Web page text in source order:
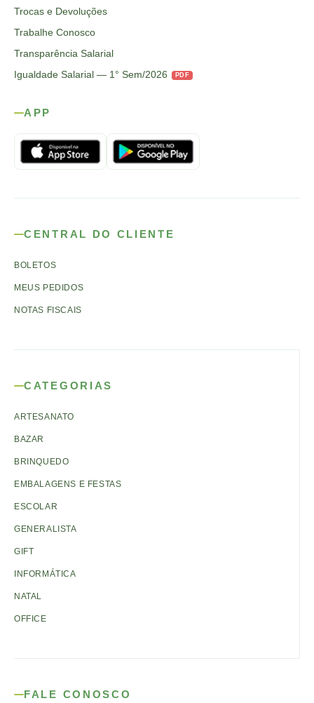
Trocas e Devoluções
Trabalhe Conosco
Transparência Salarial
Igualdade Salarial — 1° Sem/2026
PDF
APP
CENTRAL DO CLIENTE
BOLETOS
MEUS PEDIDOS
NOTAS FISCAIS
CATEGORIAS
ARTESANATO
BAZAR
BRINQUEDO
EMBALAGENS E FESTAS
ESCOLAR
GENERALISTA
GIFT
INFORMÁTICA
NATAL
OFFICE
FALE CONOSCO